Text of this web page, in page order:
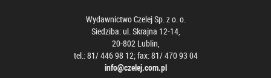
Wydawnictwo Czelej Sp. z o. o.
Siedziba: ul. Skrajna 12-14,
20-802 Lublin,
tel.: 81/ 446 98 12; fax: 81/ 470 93 04
info@czelej.com.pl